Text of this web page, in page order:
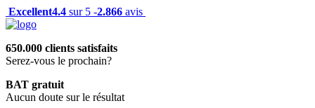
Excellent4.4 sur 5 -2.866 avis
650.000 clients satisfaits
Serez-vous le prochain?
BAT gratuit
Aucun doute sur le résultat